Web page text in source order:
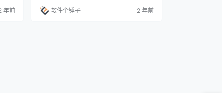
了
常
年前
著称，能够轻松管理和批量重命名文件和目
录，让繁琐的重命名工作变得简单快捷。 主
软件个锤子 2 年前